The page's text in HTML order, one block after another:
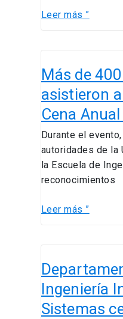
Leer más ”
Más de
asistieron
Cena
Durante el
autoridades de la
la Escuela de
reconocimientos
de
Ingenieros
UC
asistieron
a
la
tradicional
Anual
Leer más ”
Ingeniería
Sistemas
de
Ingeniería
Industrial
y